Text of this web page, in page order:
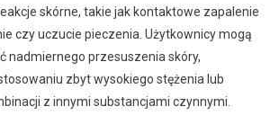
skórne, takie jak kontaktowe zapalenie
czy uczucie pieczenia. Użytkownicy mogą
nadmiernego przesuszenia skóry,
zbyt wysokiego stężenia lub
z innymi substancjami czynnymi.